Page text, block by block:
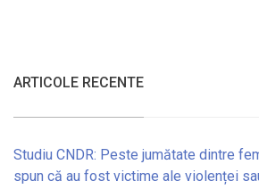
ARTICOLE RECENTE
Studiu CNDR: Peste jumătate dintre
spun că au fost victime ale violenței